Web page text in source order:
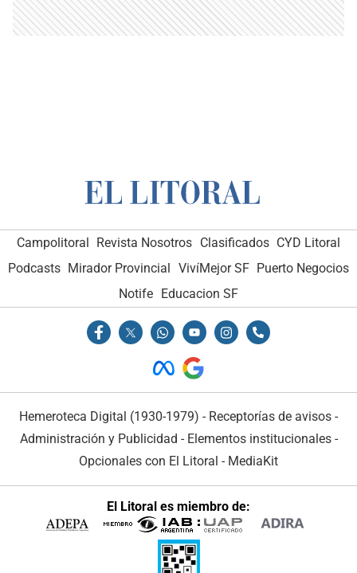
Campolitoral Revista Nosotros Clasificados CYD Litoral
Podcasts Mirador Provincial VivíMejor SF Puerto Negocios
Notife Educacion SF
Hemeroteca Digital (1930-1979) - Receptorías de avisos -
Administración y Publicidad - Elementos institucionales-
Opcionales con El Litoral - MediaKit
El Litoral es miembro de: